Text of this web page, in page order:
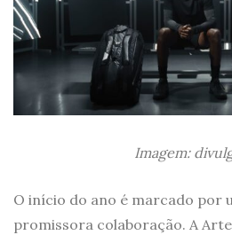
Imagem:
O início do ano é marcado por
promissora colaboração. A